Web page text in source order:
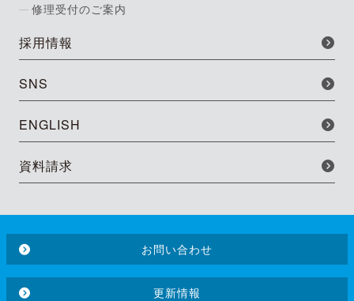
修理受付のご案内
採用情報
SNS
ENGLISH
資料請求
お問い合わせ
更新情報